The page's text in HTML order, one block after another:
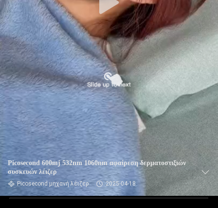
Picosecond 600mj 532nm 1060nm αφαίρεση δερματοστιξιών
συσκευών λέιζερ
Picosecond μηχανή λέιζερ 2025-04-18